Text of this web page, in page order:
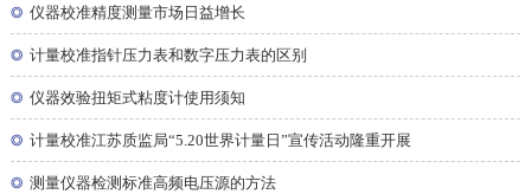
◎ 仪器校准精度测量市场日益增长
◎ 计量校准指针压力表和数字压力表的区别
◎ 仪器效验扭矩式粘度计使用须知
◎ 计量校准江苏质监局“5.20世界计量日”宣传活动隆重开展
◎ 测量仪器检测标准高频电压源的方法